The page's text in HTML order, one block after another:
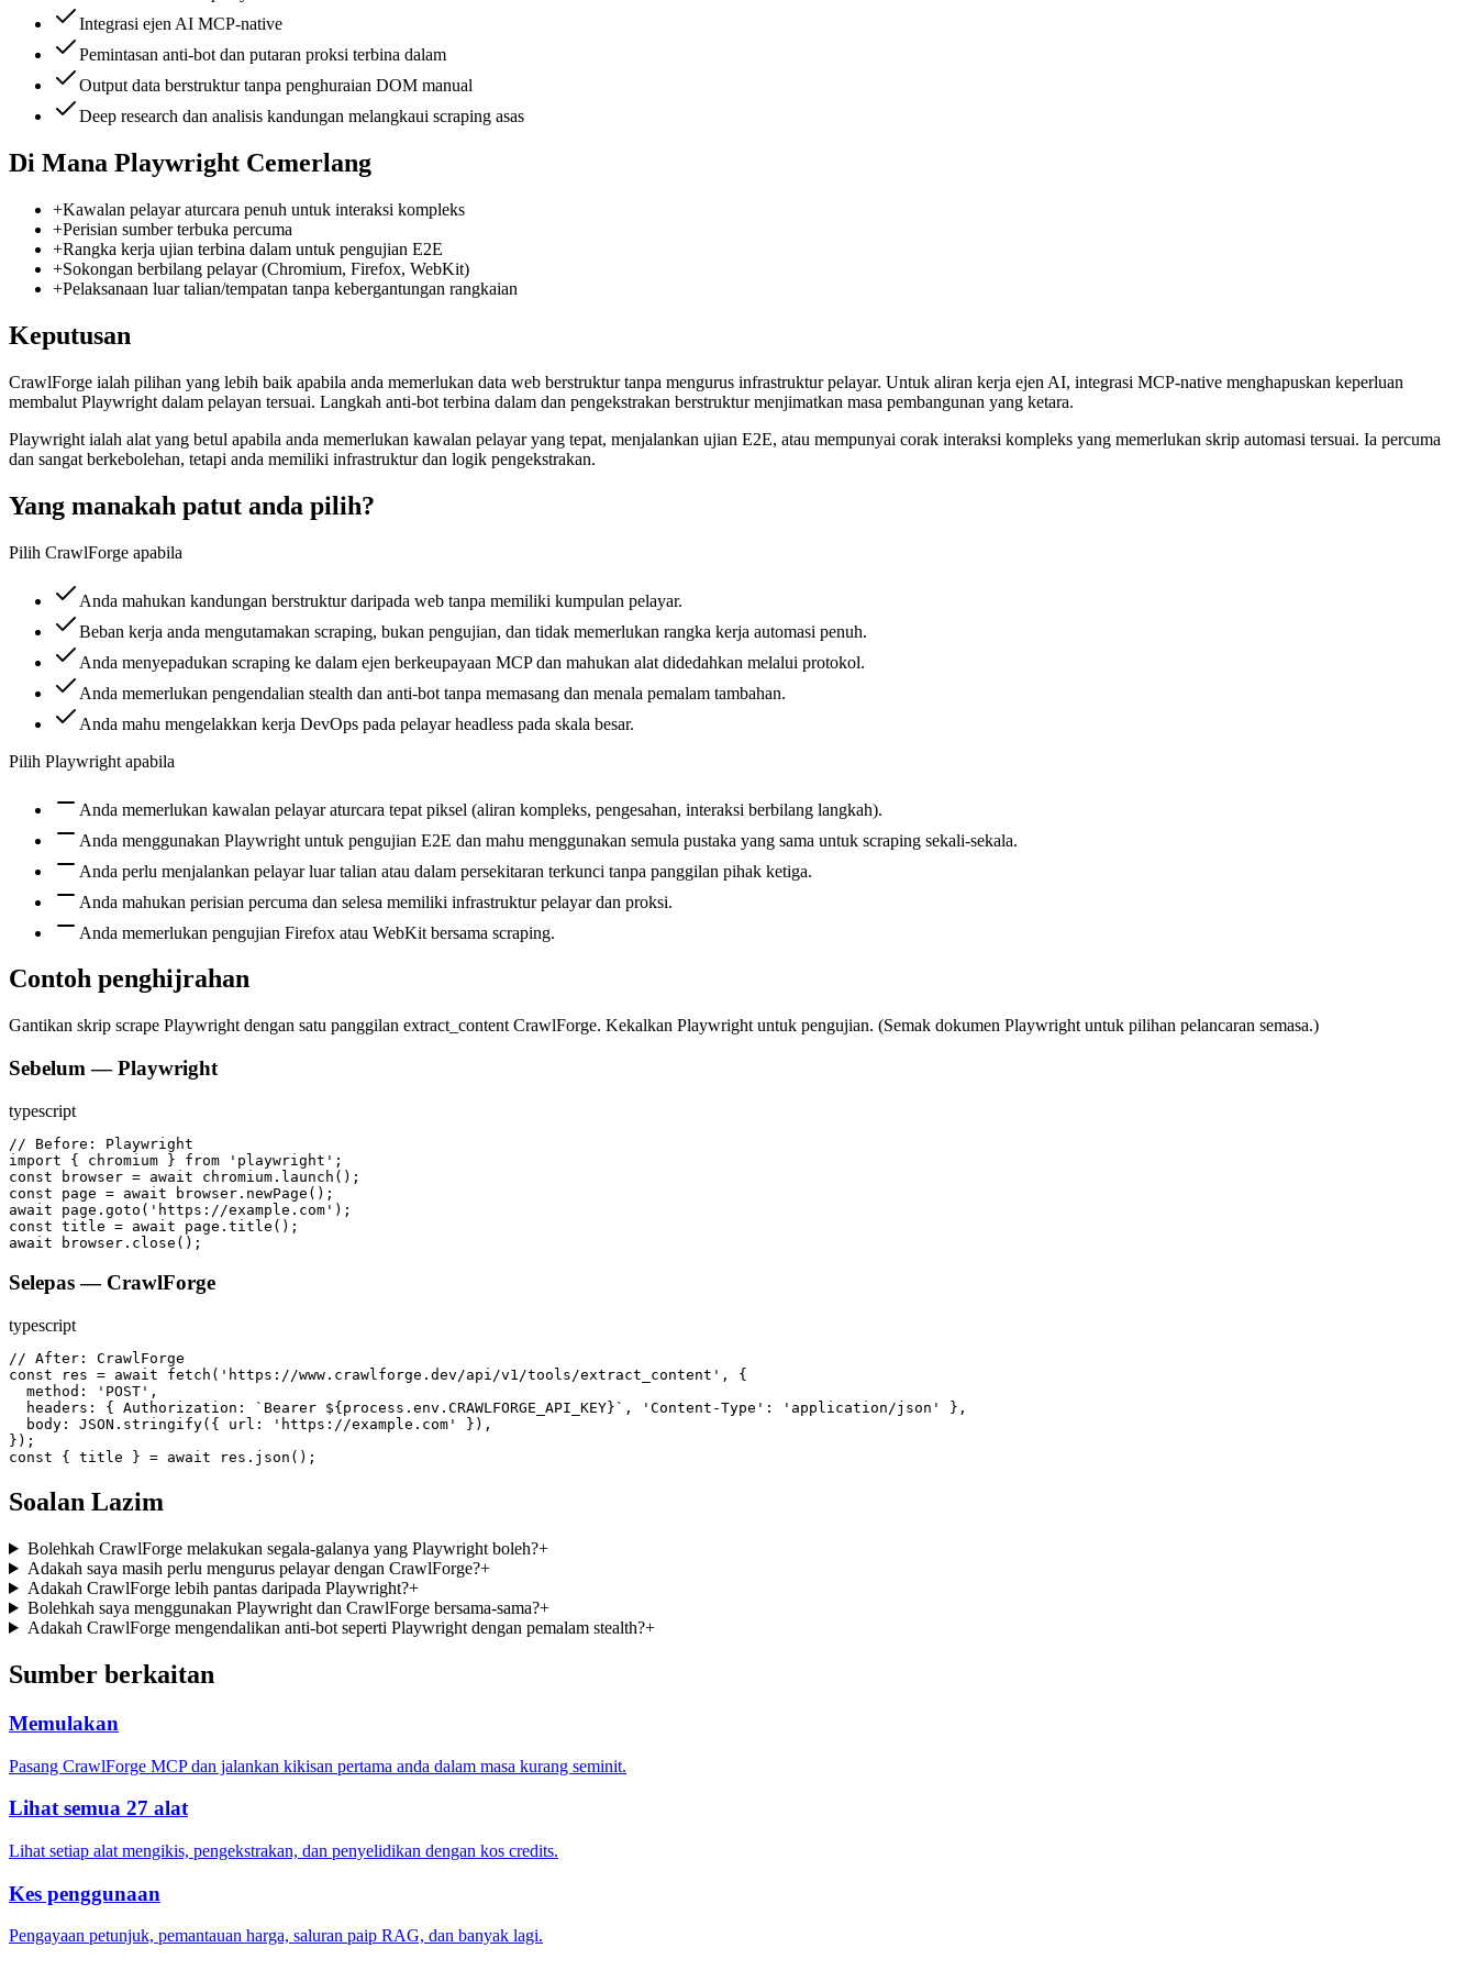
Integrasi ejen AI MCP-native
Pemintasan anti-bot dan putaran proksi terbina dalam
Output data berstruktur tanpa penghuraian DOM manual
Deep research dan analisis kandungan melangkaui scraping asas
Di Mana Playwright Cemerlang
+Kawalan pelayar aturcara penuh untuk interaksi kompleks
+Perisian sumber terbuka percuma
+Rangka kerja ujian terbina dalam untuk pengujian E2E
+Sokongan berbilang pelayar (Chromium, Firefox, WebKit)
+Pelaksanaan luar talian/tempatan tanpa kebergantungan rangkaian
Keputusan
CrawlForge ialah pilihan yang lebih baik apabila anda memerlukan data web berstruktur tanpa mengurus infrastruktur pelayar. Untuk aliran kerja ejen AI, integrasi MCP-native menghapuskan keperluan
membalut Playwright dalam pelayan tersuai. Langkah anti-bot terbina dalam dan pengekstrakan berstruktur menjimatkan masa pembangunan yang ketara.
Playwright ialah alat yang betul apabila anda memerlukan kawalan pelayar yang tepat, menjalankan ujian E2E, atau mempunyai corak interaksi kompleks yang memerlukan skrip automasi tersuai. Ia percuma
dan sangat berkebolehan, tetapi anda memiliki infrastruktur dan logik pengekstrakan.
Yang manakah patut anda pilih?
Pilih CrawlForge apabila
Anda mahukan kandungan berstruktur daripada web tanpa memiliki kumpulan pelayar.
Beban kerja anda mengutamakan scraping, bukan pengujian, dan tidak memerlukan rangka kerja automasi penuh.
Anda menyepadukan scraping ke dalam ejen berkeupayaan MCP dan mahukan alat didedahkan melalui protokol.
Anda memerlukan pengendalian stealth dan anti-bot tanpa memasang dan menala pemalam tambahan.
Anda mahu mengelakkan kerja DevOps pada pelayar headless pada skala besar.
Pilih Playwright apabila
Anda memerlukan kawalan pelayar aturcara tepat piksel (aliran kompleks, pengesahan, interaksi berbilang langkah).
Anda menggunakan Playwright untuk pengujian E2E dan mahu menggunakan semula pustaka yang sama untuk scraping sekali-sekala.
Anda perlu menjalankan pelayar luar talian atau dalam persekitaran terkunci tanpa panggilan pihak ketiga.
Anda mahukan perisian percuma dan selesa memiliki infrastruktur pelayar dan proksi.
Anda memerlukan pengujian Firefox atau WebKit bersama scraping.
Contoh penghijrahan
Gantikan skrip scrape Playwright dengan satu panggilan extract_content CrawlForge. Kekalkan Playwright untuk pengujian. (Semak dokumen Playwright untuk pilihan pelancaran semasa.)
Sebelum — Playwright
typescript
// Before: Playwright
import { chromium } from 'playwright';
const browser = await chromium.launch();
const page = await browser.newPage();
await page.goto('https://example.com');
const title = await page.title();
await browser.close();
Selepas — CrawlForge
typescript
// After: CrawlForge
const res = await fetch('https://www.crawlforge.dev/api/v1/tools/extract_content', {
  method: 'POST',
  headers: { Authorization: `Bearer ${process.env.CRAWLFORGE_API_KEY}`, 'Content-Type': 'application/json' },
  body: JSON.stringify({ url: 'https://example.com' }),
});
const { title } = await res.json();
Soalan Lazim
Bolehkah CrawlForge melakukan segala-galanya yang Playwright boleh?+
Adakah saya masih perlu mengurus pelayar dengan CrawlForge?+
Adakah CrawlForge lebih pantas daripada Playwright?+
Bolehkah saya menggunakan Playwright dan CrawlForge bersama-sama?+
Adakah CrawlForge mengendalikan anti-bot seperti Playwright dengan pemalam stealth?+
Sumber berkaitan
Memulakan
Pasang CrawlForge MCP dan jalankan kikisan pertama anda dalam masa kurang seminit.
Lihat semua 27 alat
Lihat setiap alat mengikis, pengekstrakan, dan penyelidikan dengan kos credits.
Kes penggunaan
Pengayaan petunjuk, pemantauan harga, saluran paip RAG, dan banyak lagi.